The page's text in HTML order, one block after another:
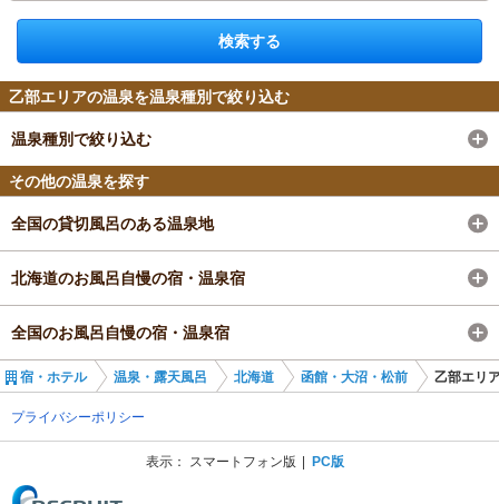
検索する
乙部エリアの温泉を温泉種別で絞り込む
温泉種別で絞り込む
その他の温泉を探す
全国の貸切風呂のある温泉地
北海道のお風呂自慢の宿・温泉宿
全国のお風呂自慢の宿・温泉宿
宿・ホテル 温泉・露天風呂 北海道 函館・大沼・松前 乙部エリ
プライバシーポリシー
表示： スマートフォン版 PC版